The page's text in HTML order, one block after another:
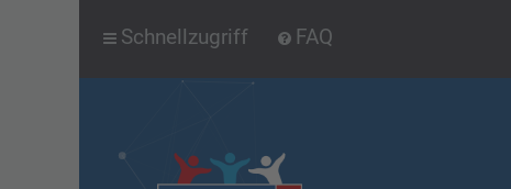
Schnellzugriff FAQ